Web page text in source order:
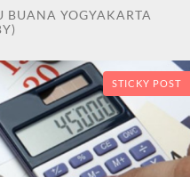
BUANA YOGYAKARTA
STICKY POST